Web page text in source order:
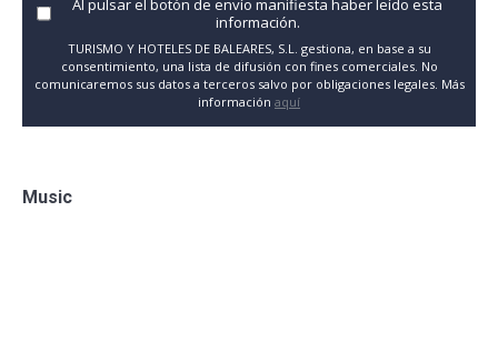
Al pulsar el botón de envío manifiesta haber leído esta
información.
TURISMO Y HOTELES DE BALEARES, S.L. gestiona, en base a su
consentimiento, una lista de difusión con fines comerciales. No
comunicaremos sus datos a terceros salvo por obligaciones legales. Más
información aquí
Music